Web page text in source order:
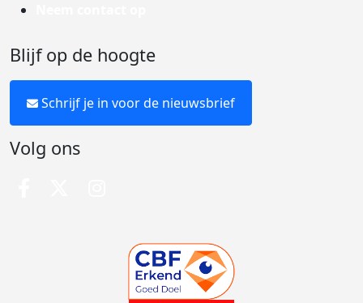
Blijf op de hoogte
Schrijf je in voor de nieuwsbrief
Volg ons